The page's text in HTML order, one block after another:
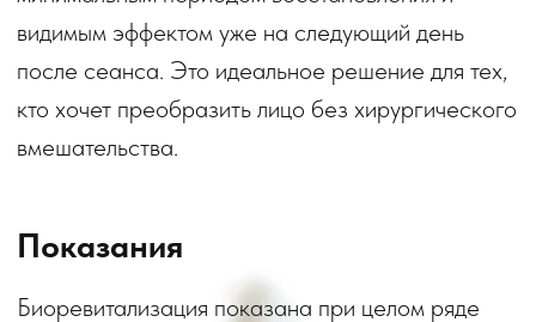
Возрастное истончение и потеря
естественной полноты губ.
Появление мелких складок вокруг рта.
Бледный, сероватый тон, потеря чёткого
контура.
коррекции без радикального
Солнце, ветер, батареи, кондиционеры и